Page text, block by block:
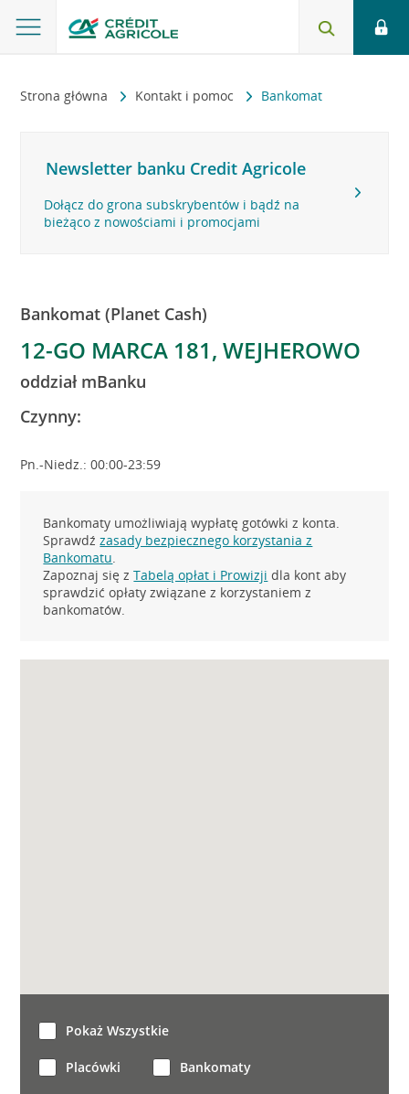
Strona główna Kontakt i pomoc Bankomat
Newsletter banku Credit Agricole
Dołącz do grona subskrybentów i bądź na
bieżąco z nowościami i promocjami
Bankomat (Planet Cash)
12-GO MARCA 181, WEJHEROWO
oddział mBanku
Czynny:
Pn.-Niedz.: 00:00-23:59
Bankomaty umożliwiają wypłatę gotówki z konta.
Sprawdźzasady bezpiecznego korzystania z
Bankomatu.
Zapoznaj się zTabelą opłat i Prowizji dla kont aby
sprawdzić opłaty związane z korzystaniem z
bankomatów.
Pokaż Wszystkie
Placówki Bankomaty